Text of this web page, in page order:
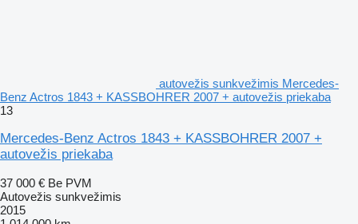
autovežis sunkvežimis Mercedes-
Benz Actros 1843 + KASSBOHRER 2007 + autovežis priekaba
13
Mercedes-Benz Actros 1843 + KASSBOHRER 2007 +
autovežis priekaba
37 000 € Be PVM
Autovežis sunkvežimis
2015